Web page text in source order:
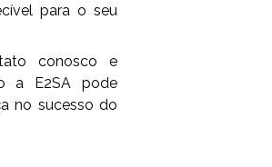
para o seu
conosco e
a E2SA pode
no sucesso do